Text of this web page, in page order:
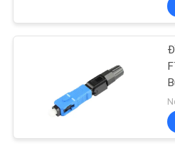
NOKIA